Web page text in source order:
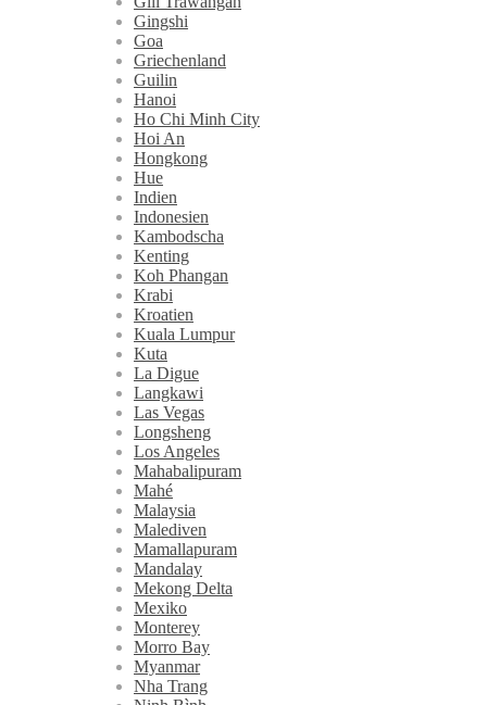
Gingshi
Goa
Griechenland
Guilin
Hanoi
Ho Chi Minh City
Hoi An
Hongkong
Hue
Indien
Indonesien
Kambodscha
Kenting
Koh Phangan
Krabi
Kroatien
Kuala Lumpur
Kuta
La Digue
Langkawi
Las Vegas
Longsheng
Los Angeles
Mahabalipuram
Mahé
Malaysia
Malediven
Mamallapuram
Mandalay
Mekong Delta
Mexiko
Monterey
Morro Bay
Myanmar
Nha Trang